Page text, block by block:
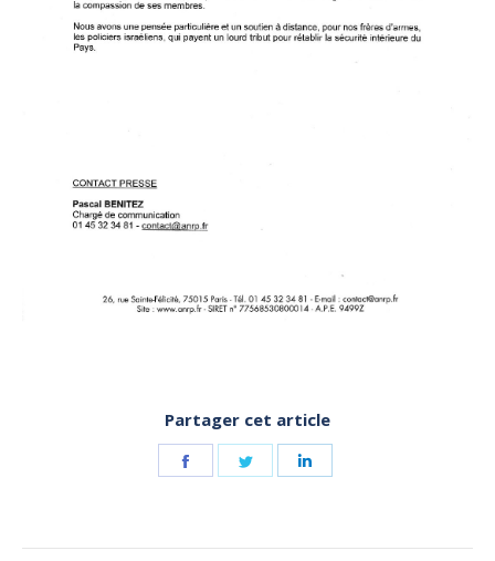
Partager cet article
Share
Share